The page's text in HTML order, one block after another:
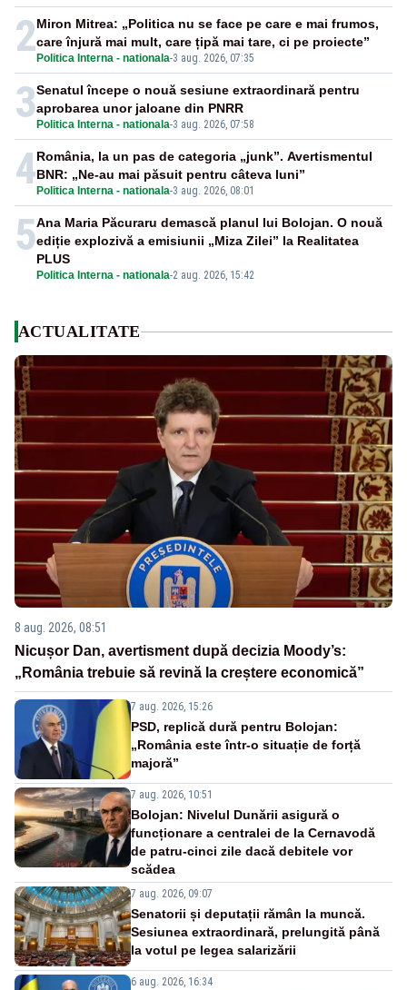
2 Politica Interna - nationala-3 aug. 2026, 07:35
Miron Mitrea: „Politica nu se face pe care e mai frumos,
care înjură mai mult, care țipă mai tare, ci pe proiecte”
3 Politica Interna - nationala-3 aug. 2026, 07:58
Senatul începe o nouă sesiune extraordinară pentru
aprobarea unor jaloane din PNRR
4 Politica Interna - nationala-3 aug. 2026, 08:01
România, la un pas de categoria „junk”. Avertismentul
BNR: „Ne-au mai păsuit pentru câteva luni”
5
Politica Interna - nationala-2 aug. 2026, 15:42
Ana Maria Păcuraru demască planul lui Bolojan. O nouă
ediție explozivă a emisiunii „Miza Zilei” la Realitatea
PLUS
ACTUALITATE
8 aug. 2026, 08:51
Nicușor Dan, avertisment după decizia Moody’s:
„România trebuie să revină la creștere economică”
7 aug. 2026, 15:26
PSD, replică dură pentru Bolojan:
„România este într-o situație de forță
majoră”
7 aug. 2026, 10:51
Bolojan: Nivelul Dunării asigură o
funcționare a centralei de la Cernavodă
de patru-cinci zile dacă debitele vor
scădea
7 aug. 2026, 09:07
Senatorii și deputații rămân la muncă.
Sesiunea extraordinară, prelungită până
la votul pe legea salarizării
6 aug. 2026, 16:34